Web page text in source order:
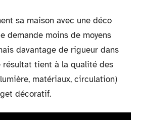
sa maison avec une déco
demande moins de moyens
davantage de rigueur dans
résultat tient à la qualité des
matériaux, circulation)
décoratif.